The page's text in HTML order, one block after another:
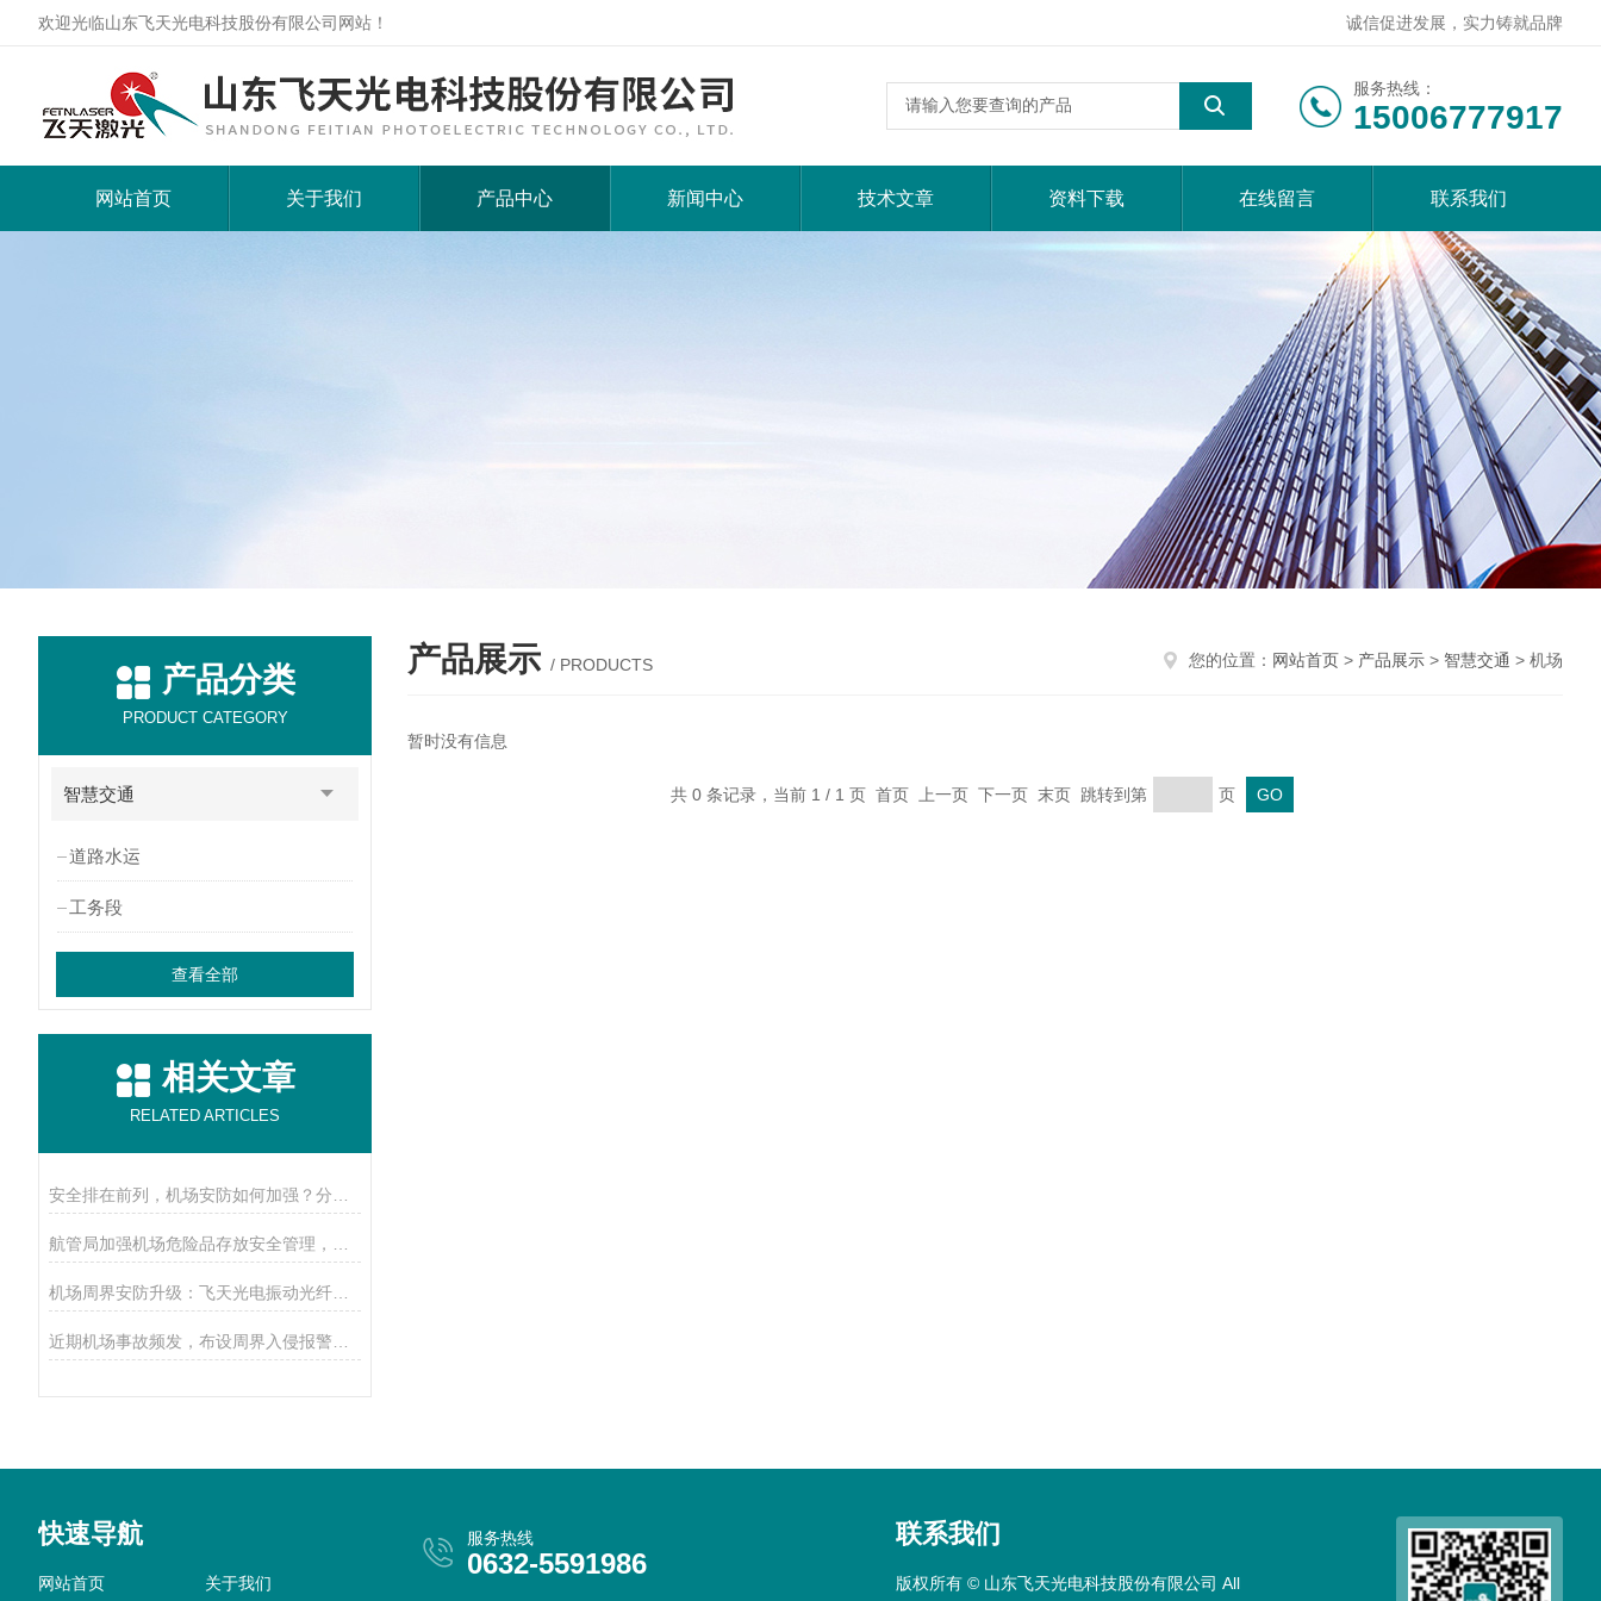
欢迎光临山东飞天光电科技股份有限公司网站！ 诚信促进发展，实力铸就品牌
服务热线：
15006777917
网站首页 关于我们 产品中心 新闻中心 技术文章 资料下载 在线留言 联系我们
产品分类
PRODUCT CATEGORY
智慧交通
道路水运
工务段
查看全部
相关文章
RELATED ARTICLES
产品展示 / PRODUCTS 您的位置： 网站首页 > 产品展示 > 智慧交通 > 机场
暂时没有信息
共 0 条记录，当前 1 / 1 页 首页 上一页 下一页 末页 跳转到第 页
快速导航
网站首页 关于我们
服务热线
0632-5591986
联系我们
版权所有 © 山东飞天光电科技股份有限公司 All